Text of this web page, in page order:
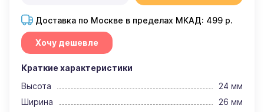
Доставка по Москве в пределах МКАД: 499 р.
Хочу дешевле
Краткие характеристики
Высота
24 мм
Ширина
26 мм